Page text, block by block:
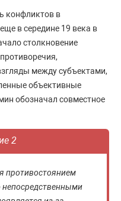
конфликтов в
в середине 19 века в
столкновение
между субъектами,
объективные
обозначал совместное
2
противостоянием
непосредственными